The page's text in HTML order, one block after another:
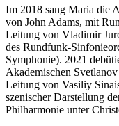
Im 2018 sang Maria die
von John Adams, mit
Leitung von Vladimir
des Rundfunk-
Symphonie). 2021
Akademischen
Leitung von Vasiliy
szenischer Darstellung
Philharmonie unter